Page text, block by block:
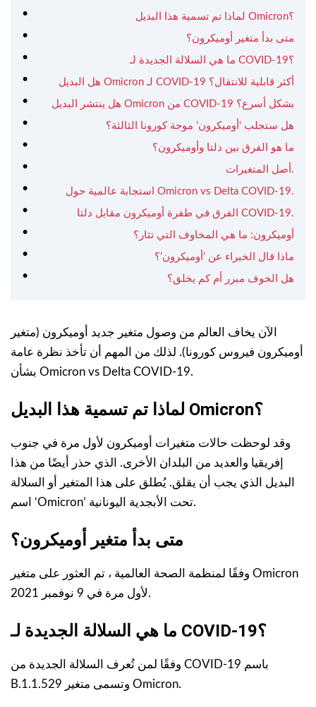
لماذا تم تسمية هذا البديل Omicron؟
متى بدأ متغير أوميكرون؟
ما هي السلالة الجديدة لـ COVID-19؟
هل البديل Omicron لـ COVID-19 أكثر قابلية للانتقال؟
هل ينتشر البديل Omicron من COVID-19 بشكل أسرع؟
هل ستجلب ‘أوميكرون’ موجة كورونا الثالثة؟
ما هو الفرق بين دلتا وأوميكرون؟
أصل المتغيرات.
استجابة عالمية حول Omicron vs Delta COVID-19.
الفرق في طفرة أوميكرون مقابل دلتا COVID-19.
أوميكرون: ما هي المخاوف التي تثار؟
ماذا قال الخبراء عن ‘أوميكرون’؟
هل الخوف مبرر أم كم يخلق؟
الآن يخاف العالم من وصول متغير جديد أوميكرون (متغير
أوميكرون فيروس كورونا). لذلك من المهم أن تأخذ نظرة عامة
بشأن Omicron vs Delta COVID-19.
لماذا تم تسمية هذا البديل Omicron؟
وقد لوحظت حالات متغيرات أوميكرون لأول مرة في جنوب
إفريقيا والعديد من البلدان الأخرى. الذي حذر أيضًا من هذا
البديل الذي يجب أن يقلق. يُطلق على هذا المتغير أو السلالة
اسم ‘Omicron’ تحت الأبجدية اليونانية.
متى بدأ متغير أوميكرون؟
وفقًا لمنظمة الصحة العالمية ، تم العثور على متغير Omicron
لأول مرة في 9 نوفمبر 2021.
ما هي السلالة الجديدة لـ COVID-19؟
وفقًا لمن تُعرف السلالة الجديدة من COVID-19 باسم
B.1.1.529 وتسمى متغير Omicron.